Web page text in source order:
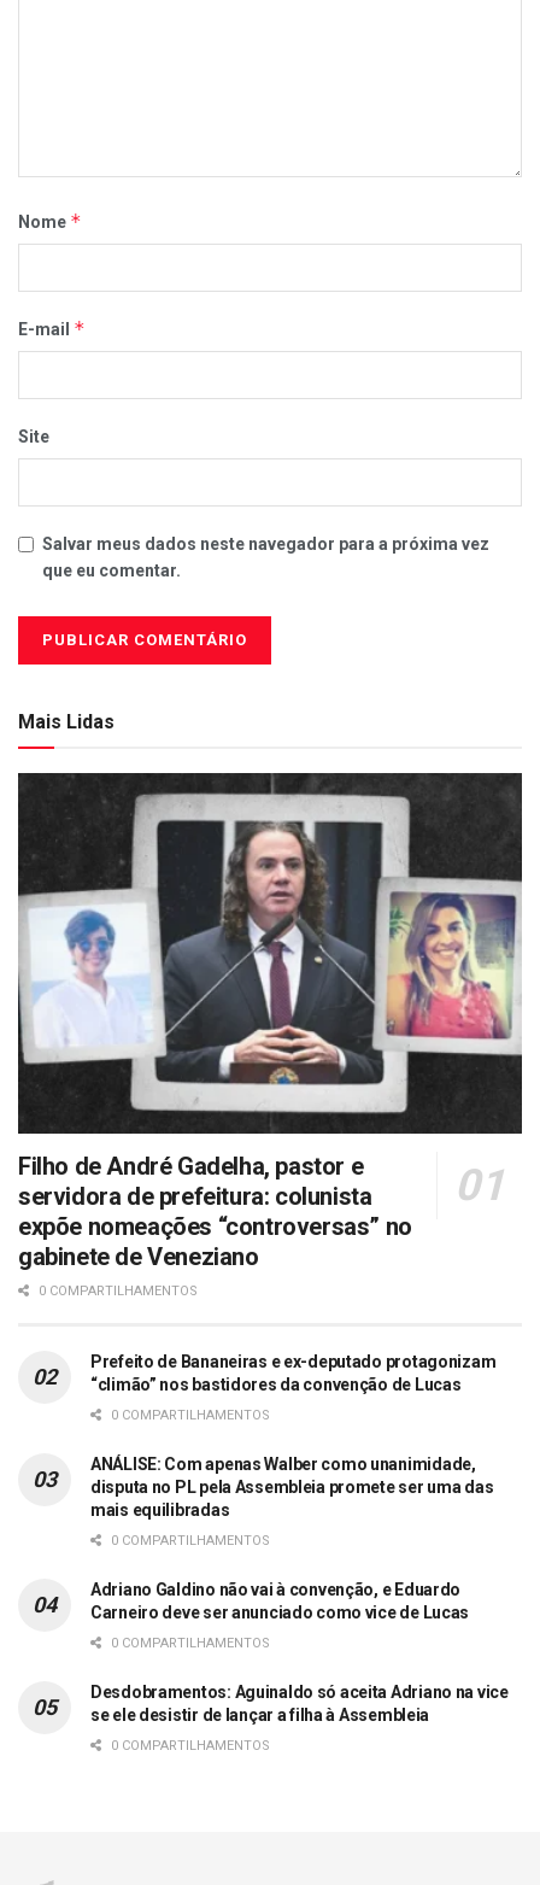
Nome *
E-mail *
Site
Salvar meus dados neste navegador para a próxima vez
que eu comentar.
Mais Lidas
Filho de André Gadelha, pastor e
servidora de prefeitura: colunista
expõe nomeações “controversas” no
gabinete de Veneziano
0 COMPARTILHAMENTOS
Prefeito de Bananeiras e ex-deputado protagonizam
“climão” nos bastidores da convenção de Lucas
0 COMPARTILHAMENTOS
ANÁLISE: Com apenas Walber como unanimidade,
disputa no PL pela Assembleia promete ser uma das
mais equilibradas
0 COMPARTILHAMENTOS
Adriano Galdino não vai à convenção, e Eduardo
Carneiro deve ser anunciado como vice de Lucas
0 COMPARTILHAMENTOS
Desdobramentos: Aguinaldo só aceita Adriano na vice
se ele desistir de lançar a filha à Assembleia
0 COMPARTILHAMENTOS